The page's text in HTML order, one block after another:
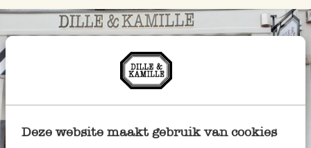
Deze website maakt gebruik van cookies